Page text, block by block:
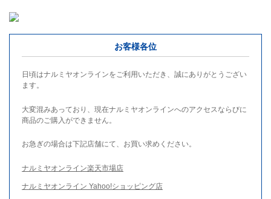
お客様各位
日頃はナルミヤオンラインをご利用いただき、誠にありがとうござい
ます。
大変混みあっており、現在ナルミヤオンラインへのアクセスならびに
商品のご購入ができません。
お急ぎの場合は下記店舗にて、お買い求めください。
ナルミヤオンライン楽天市場店
ナルミヤオンライン Yahoo!ショッピング店